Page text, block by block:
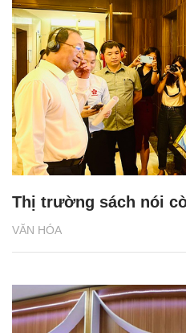
VĂN HÓA
Thị trường sách nói